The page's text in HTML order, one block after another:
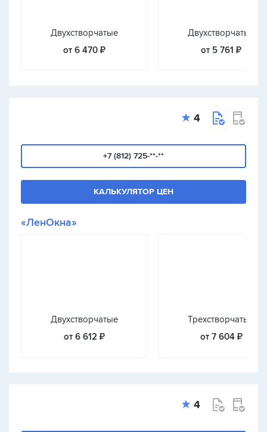
Двухстворчатые
от 6 470 ₽
Двухстворчатые
от 5 761 ₽
4
+7 (812) 725-**-**
КАЛЬКУЛЯТОР ЦЕН
«ЛенОкна»
Двухстворчатые
от 6 612 ₽
Трехстворчатые
от 7 604 ₽
4